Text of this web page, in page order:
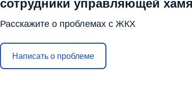
сотрудники управляющей
Расскажите о проблемах с ЖКХ
Написать о проблеме